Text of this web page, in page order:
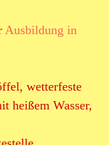
Ausbildung in
wetterfeste
heißem Wasser,